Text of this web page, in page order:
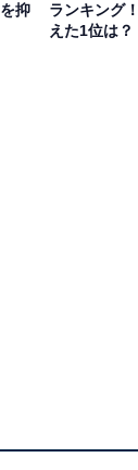
に出てきたのと
代女性／静岡
抑
ランキング
えた1位は？